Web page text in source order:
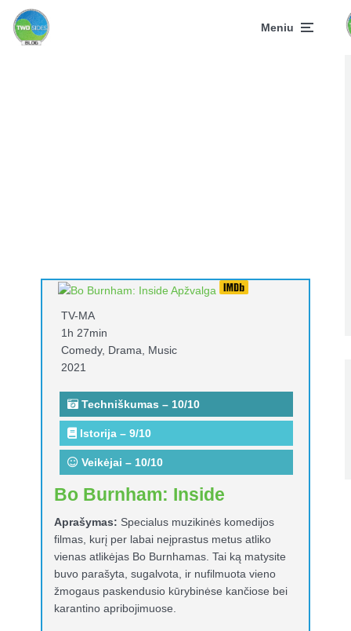
Meniu
TV-MA
1h 27min
Comedy, Drama, Music
2021
Techniškumas – 10/10
Istorija – 9/10
Veikėjai – 10/10
Bo Burnham: Inside
Aprašymas: Specialus muzikinės komedijos
filmas, kurį per labai neįprastus metus atliko
vienas atlikėjas Bo Burnhamas. Tai ką matysite
buvo parašyta, sugalvota, ir nufilmuota vieno
žmogaus paskendusio kūrybinėse kančiose bei
karantino apribojimuose.